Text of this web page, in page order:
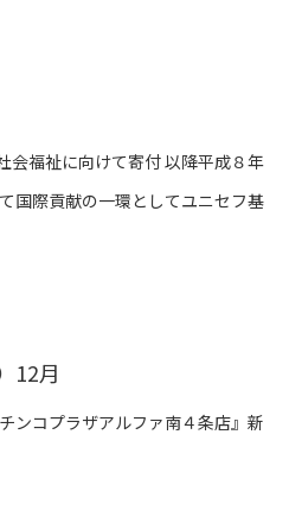
会福祉に向けて寄付以降平成８年
国際貢献の一環としてユニセフ基
12月
ンコプラザアルファ南４条店』新